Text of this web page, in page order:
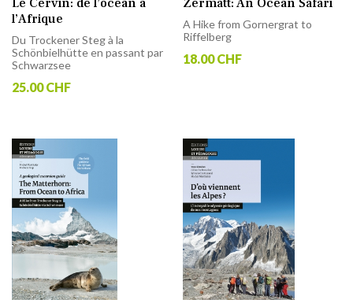
Le Cervin: de l’océan à
l’Afrique
Du Trockener Steg à la
Schönbielhütte en passant par
Schwarzsee
25.00 CHF
Zermatt: An Ocean Safari
A Hike from Gornergrat to
Riffelberg
18.00 CHF